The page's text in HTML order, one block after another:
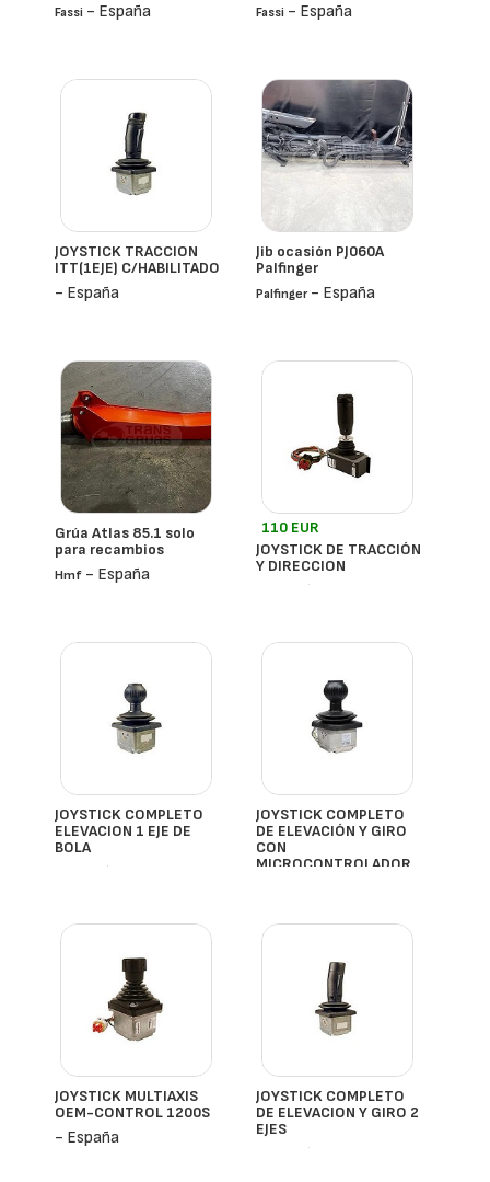
Fassi - España Fassi - España
JOYSTICK TRACCION
ITT(1EJE) C/HABILITADO
- España
Jib ocasión PJ060A
Palfinger
Palfinger- España
Grúa Atlas 85.1 solo
para recambios
Hmf - España
110 EUR
JOYSTICK DE TRACCIÓN
Y DIRECCION
- España
JOYSTICK COMPLETO
ELEVACION 1 EJE DE
BOLA
- España
JOYSTICK COMPLETO
DE ELEVACIÓN Y GIRO
CON
MICROCONTROLADOR
JOYSTICK MULTIAXIS
OEM-CONTROL 1200S
- España
JOYSTICK COMPLETO
DE ELEVACION Y GIRO 2
EJES
- España